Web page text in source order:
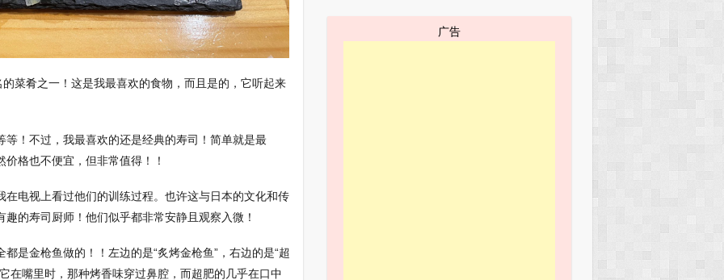
菜肴之一！这是我最喜欢的食物，而且是的，它听起来
！不过，我最喜欢的还是经典的寿司！简单就是最
格也不便宜，但非常值得！！
在电视上看过他们的训练过程。也许这与日本的文化和传
的寿司厨师！他们似乎都非常安静且观察入微！
是金枪鱼做的！！左边的是“炙烤金枪鱼”，右边的是“超
在嘴里时，那种烤香味穿过鼻腔，而超肥的几乎在口中
广告